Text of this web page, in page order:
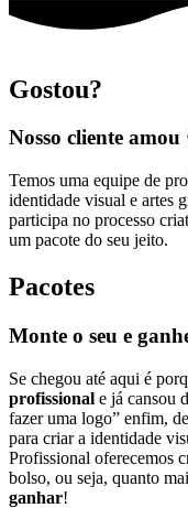
Gostou?
Nosso cliente
Temos uma equipe de
identidade visual e artes
participa no processo
um pacote do seu jeito.
Pacotes
Monte o seu e
Se chegou até aqui é
profissional e já cansou
fazer uma logo” enfim,
para criar a identidade
Profissional oferecemos
bolso, ou seja, quanto
ganhar!